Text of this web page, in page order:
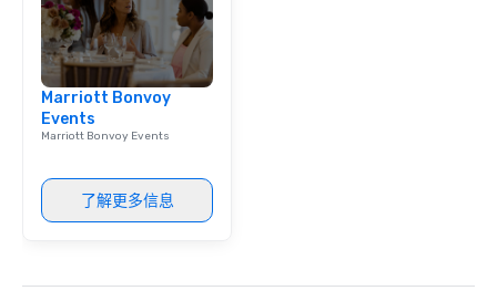
Marriott Bonvoy
Events
Marriott Bonvoy Events
了解更多信息